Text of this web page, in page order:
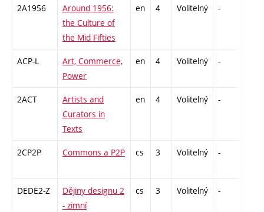
2A1956
Around 1956:
the Culture of
the Mid Fifties
en 4 Volitelný -
ACP-L
Art, Commerce,
Power
en 4 Volitelný -
2ACT
Artists and
Curators in
Texts
en 4 Volitelný -
2CP2P Commons a P2P cs 3 Volitelný -
DEDE2-Z
Dějiny designu 2
- zimní
cs 3 Volitelný -